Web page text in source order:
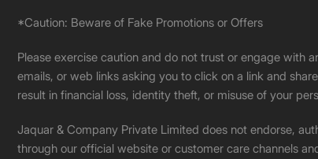
*Caution: Beware of Fake Promotions or Offers
Please exercise caution and do not trust or engage with
emails, or web links asking you to click on a link and
result in financial loss, identity theft, or misuse of your
Jaquar & Company Private Limited does not endorse,
through our official website or customer care channels